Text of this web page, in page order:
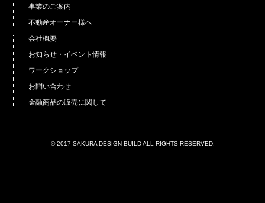
事業のご案内
不動産オーナー様へ
会社概要
お知らせ・イベント情報
ワークショップ
お問い合わせ
金融商品の販売に関して
© 2017 SAKURA DESIGN BUILD ALL RIGHTS RESERVED.